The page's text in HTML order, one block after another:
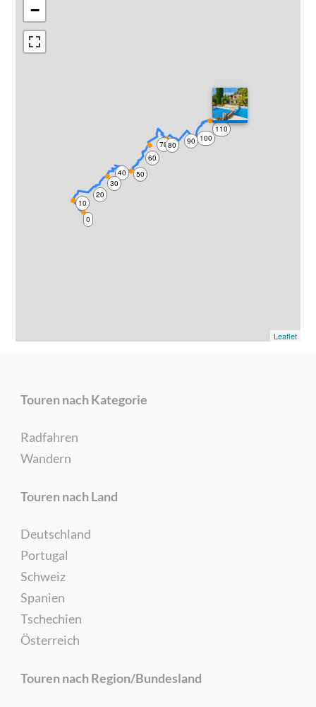
0
10
20
30
40 50
60
7080 90 100
110
120
−
Leaflet
Touren nach Kategorie
Radfahren
Wandern
Touren nach Land
Deutschland
Portugal
Schweiz
Spanien
Tschechien
Österreich
Touren nach Region/Bundesland